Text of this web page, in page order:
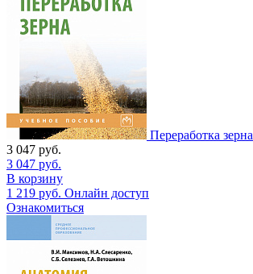
Переработка зерна
3 047 руб.
3 047 руб.
В корзину
1 219 руб. Онлайн доступ
Ознакомиться